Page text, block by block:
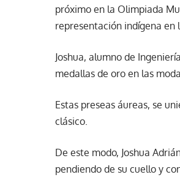
próximo en la Olimpiada
representación indígena en
Joshua, alumno de
medallas de oro en las
Estas preseas áureas, se
clásico.
De este modo, Joshua
pendiendo de su cuello y